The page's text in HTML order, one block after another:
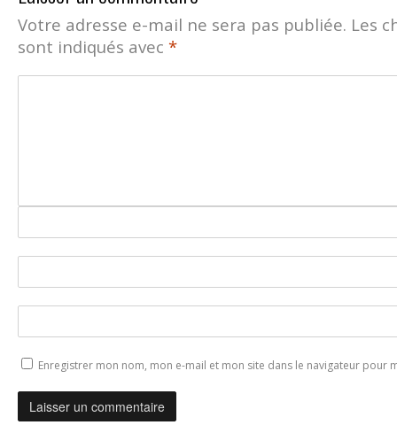
Votre adresse e-mail ne sera pas publiée. Les
sont indiqués avec *
Enregistrer mon nom, mon e-mail et mon site dans le navigateur pour